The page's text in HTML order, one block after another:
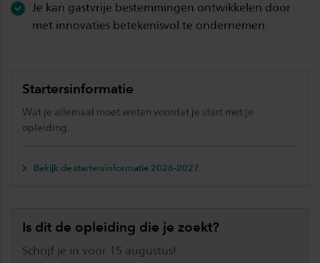
Je kan gastvrije bestemmingen ontwikkelen door
met innovaties betekenisvol te ondernemen.
Startersinformatie
Wat je allemaal moet weten voordat je start met je
opleiding.
Bekijk de startersinformatie 2026-2027
Is dit de opleiding die je zoekt?
Schrijf je in voor 15 augustus!